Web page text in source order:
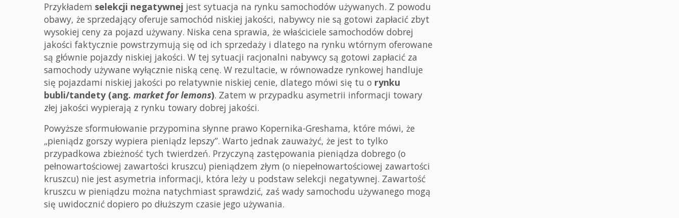
Przykładem selekcji negatywnej jest sytuacja na rynku samochodów używanych. Z powodu
obawy, że sprzedający oferuje samochód niskiej jakości, nabywcy nie są gotowi zapłacić zbyt
wysokiej ceny za pojazd używany. Niska cena sprawia, że właściciele samochodów dobrej
jakości faktycznie powstrzymują się od ich sprzedaży i dlatego na rynku wtórnym oferowane
są głównie pojazdy niskiej jakości. W tej sytuacji racjonalni nabywcy są gotowi zapłacić za
samochody używane wyłącznie niską cenę. W rezultacie, w równowadze rynkowej handluje
się pojazdami niskiej jakości po relatywnie niskiej cenie, dlatego mówi się tu o rynku
bubli/tandety (ang. market for lemons). Zatem w przypadku asymetrii informacji towary
złej jakości wypierają z rynku towary dobrej jakości.
Powyższe sformułowanie przypomina słynne prawo Kopernika-Greshama, które mówi, że
„pieniądz gorszy wypiera pieniądz lepszy”. Warto jednak zauważyć, że jest to tylko
przypadkowa zbieżność tych twierdzeń. Przyczyną zastępowania pieniądza dobrego (o
pełnowartościowej zawartości kruszcu) pieniądzem złym (o niepełnowartościowej zawartości
kruszcu) nie jest asymetria informacji, która leży u podstaw selekcji negatywnej. Zawartość
kruszcu w pieniądzu można natychmiast sprawdzić, zaś wady samochodu używanego mogą
się uwidocznić dopiero po dłuższym czasie jego używania.